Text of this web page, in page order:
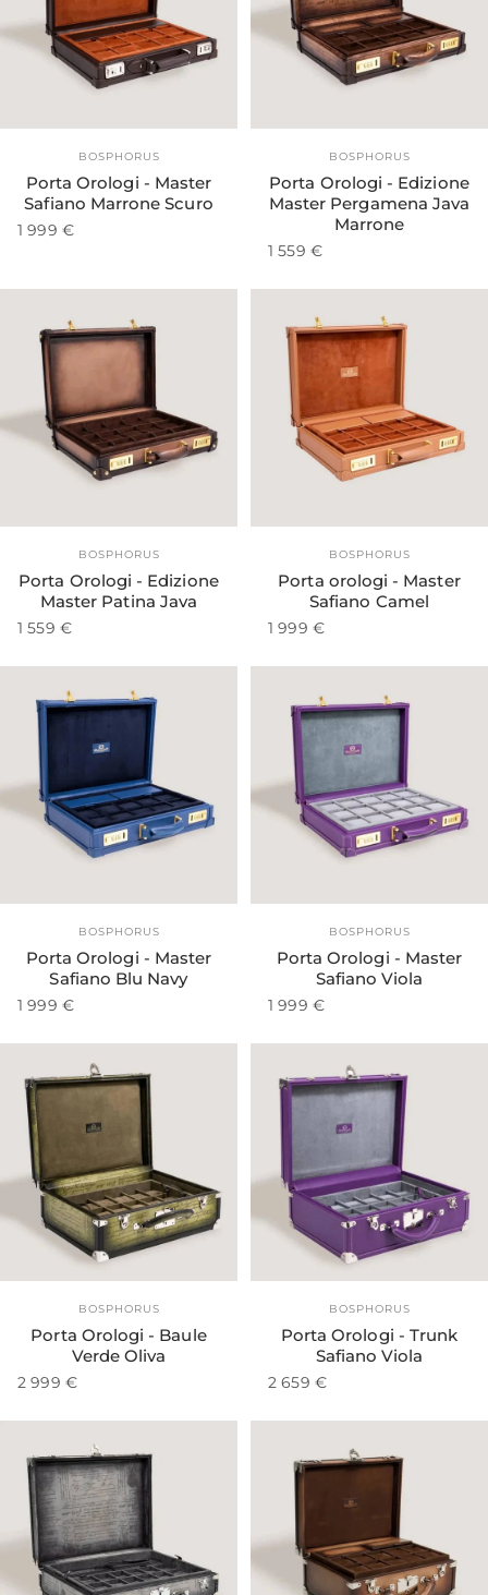
Esaurito
Fornitore:
BOSPHORUS
Porta Orologi - Master
Safiano Marrone Scuro
1 999 €
Fornitore:
BOSPHORUS
Porta Orologi - Edizione
Master Pergamena Java
Marrone
1 559 €
Esaurito
Fornitore:
BOSPHORUS
Porta Orologi - Edizione
Master Patina Java
1 559 €
Esaurito
Fornitore:
BOSPHORUS
Porta orologi - Master
Safiano Camel
1 999 €
Esaurito
Fornitore:
BOSPHORUS
Porta Orologi - Master
Safiano Blu Navy
1 999 €
Esaurito
Fornitore:
BOSPHORUS
Porta Orologi - Master
Safiano Viola
1 999 €
Fornitore:
BOSPHORUS
Porta Orologi - Baule
Verde Oliva
2 999 €
Fornitore:
BOSPHORUS
Porta Orologi - Trunk
Safiano Viola
2 659 €